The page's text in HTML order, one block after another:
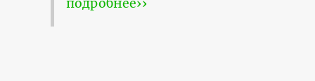
подробнее››